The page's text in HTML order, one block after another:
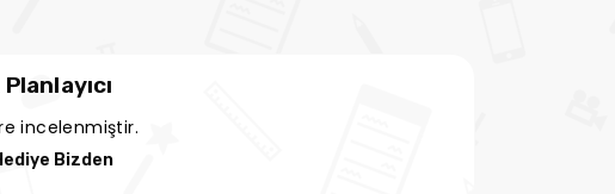
incelenmiştir.
Bizden